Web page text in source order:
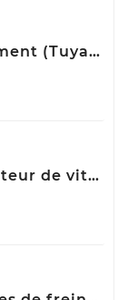
Tuyau d'échappement (Tuyau d'échappement) VENEPORTE PG45769
Capteur ABS (Capteur de vitesse de roue) BOSCH 0 265 007 928